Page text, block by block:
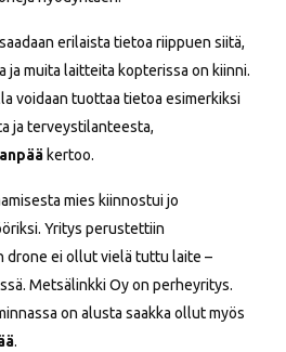
erilaista tietoa riippuen siitä,
ja muita laitteita kopterissa on kiinni.
voidaan tuottaa tietoa esimerkiksi
ja terveystilanteesta,
kertoo.
mies kiinnostui jo
Yritys perustettiin
drone ei ollut vielä tuttu laite –
Metsälinkki Oy on perheyritys.
on alusta saakka ollut myös
.